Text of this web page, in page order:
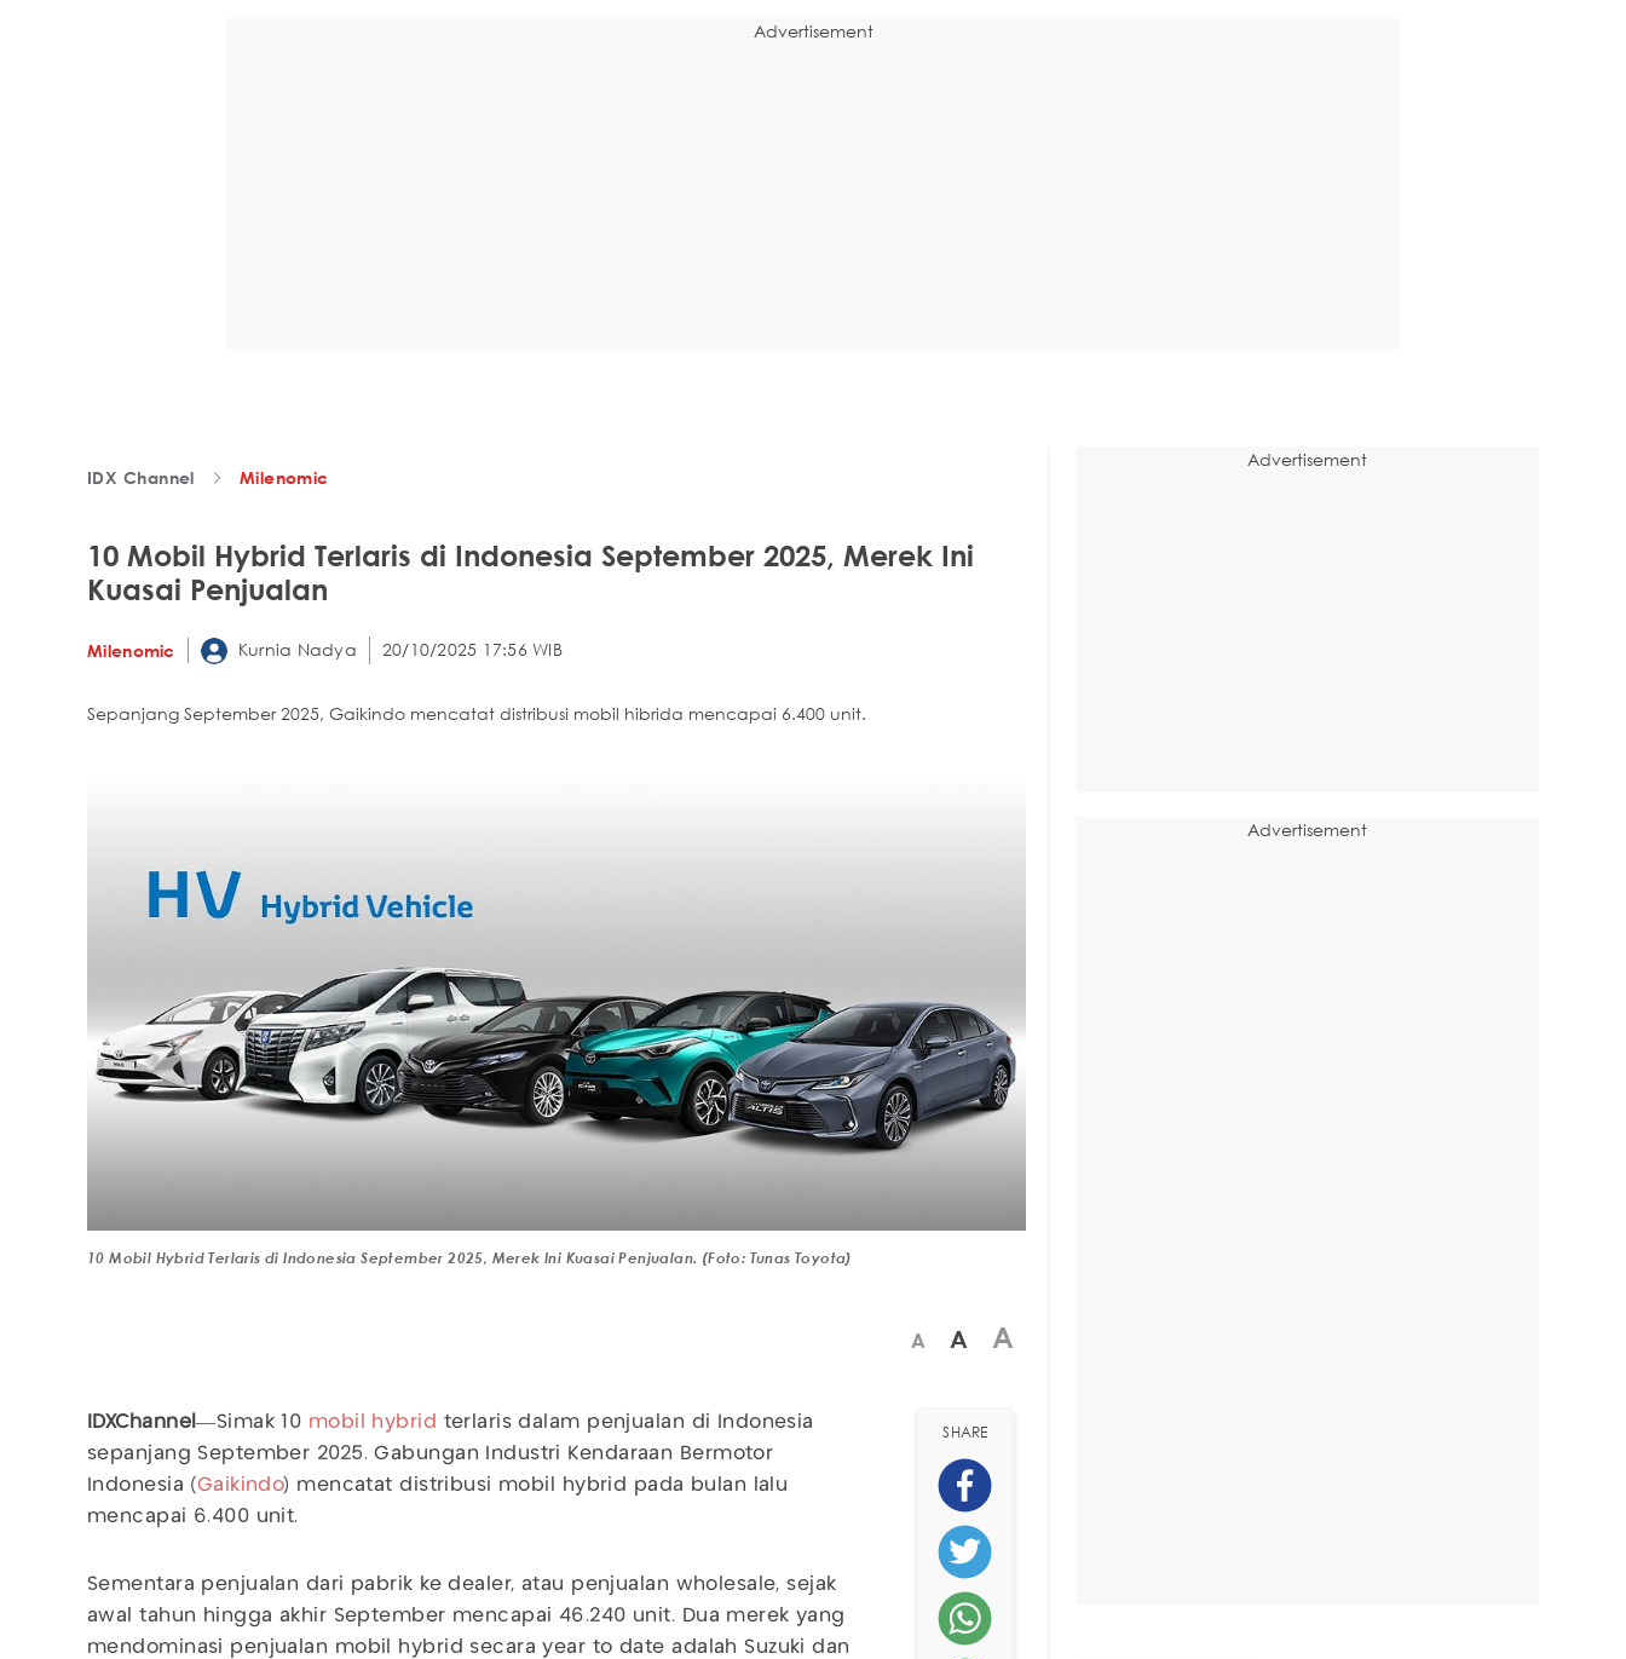
Advertisement
IDX Channel Milenomic
10 Mobil Hybrid Terlaris di Indonesia September 2025, Merek Ini
Kuasai Penjualan
Milenomic Kurnia Nadya 20/10/2025 17:56 WIB
Sepanjang September 2025, Gaikindo mencatat distribusi mobil hibrida mencapai 6.400 unit.
10 Mobil Hybrid Terlaris di Indonesia September 2025, Merek Ini Kuasai Penjualan. (Foto: Tunas Toyota)
A A A
IDXChannel—Simak 10 mobil hybrid terlaris dalam penjualan di Indonesia
sepanjang September 2025. Gabungan Industri Kendaraan Bermotor
Indonesia (Gaikindo) mencatat distribusi mobil hybrid pada bulan lalu
mencapai 6.400 unit.
Sementara penjualan dari pabrik ke dealer, atau penjualan wholesale, sejak
awal tahun hingga akhir September mencapai 46.240 unit. Dua merek yang
mendominasi penjualan mobil hybrid secara year to date adalah Suzuki dan
SHARE
Advertisement
Advertisement